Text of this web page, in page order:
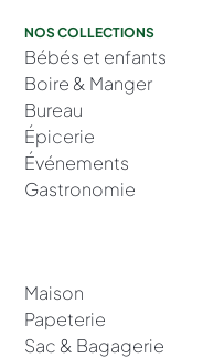
NOS COLLECTIONS
Bébés et enfants
Boire & Manger
Bureau
Épicerie
Événements
Gastronomie
Maison
Papeterie
Sac & Bagagerie